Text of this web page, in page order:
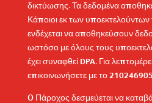
δικτύωσης. Τα δεδομένα
Κάποιοι εκ των υποεκτελούντων
ενδέχεται να αποθηκεύσουν
ωστόσο με όλους τους
έχει συναφθεί DPA. Για
επικοινωνήσετε με το
O Πάροχος δεσμεύεται να